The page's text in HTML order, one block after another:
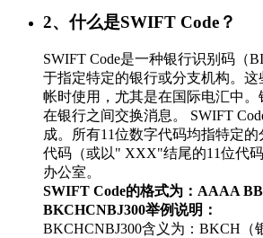
2、什么是SWIFT Code？
SWIFT Code是一种银行识别码（
于指定特定的银行或分支机构。
帐时使用，尤其是在国际电汇中
在银行之间交换消息。 SWIFT
成。所有11位数字代码均指特定
代码（或以" XXX"结尾的11位代
办公室。
SWIFT Code的格式为：AAAA
BKCHCNBJ300举例说明：
BKCHCNBJ300含义为：BKCH（